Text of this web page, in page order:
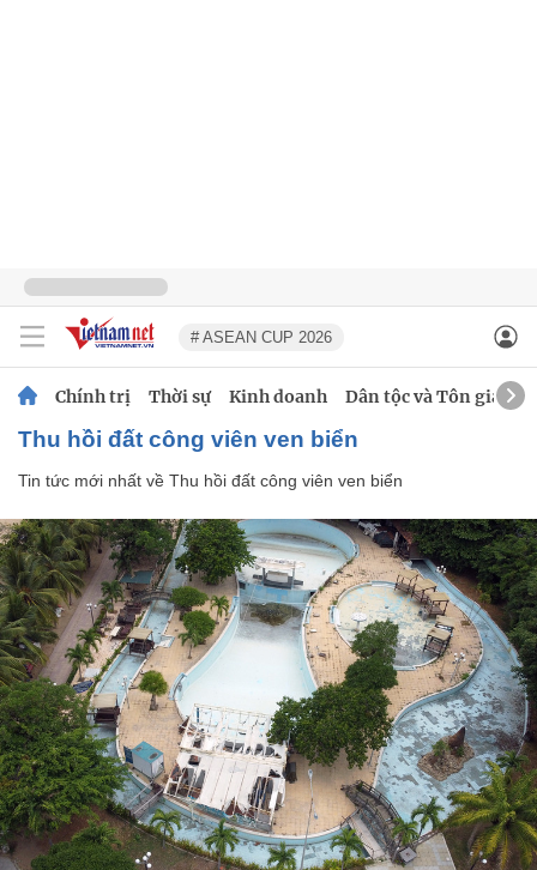
# ASEAN CUP 2026
Chính trị Thời sự Kinh doanh Dân tộc và Tôn giáo
Thu hồi đất công viên ven biển
Tin tức mới nhất về Thu hồi đất công viên ven biển